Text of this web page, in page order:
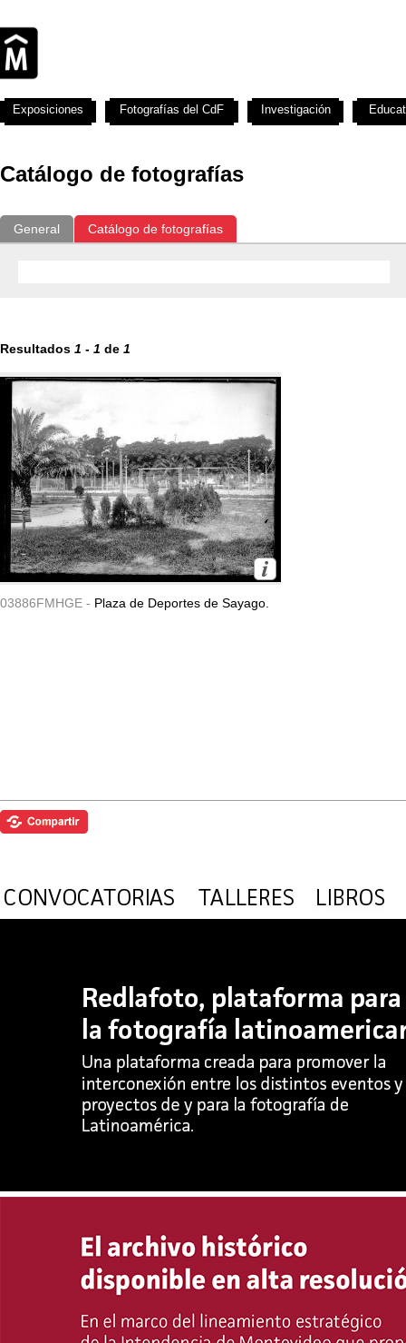
Catálogo de fotografías
General Catálogo de fotografías
Resultados 1 - 1 de 1
03886FMHGE - Plaza de Deportes de Sayago.
Exposiciones Fotografías del CdF Investigación